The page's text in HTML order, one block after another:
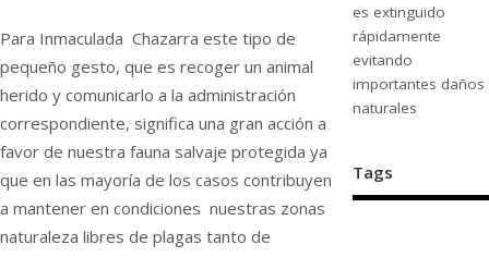
Para Inmaculada Chazarra este tipo de
pequeño gesto, que es recoger un animal
herido y comunicarlo a la administración
correspondiente, significa una gran acción a
favor de nuestra fauna salvaje protegida ya
que en las mayoría de los casos contribuyen
a mantener en condiciones nuestras zonas
naturaleza libres de plagas tanto de
es extinguido
rápidamente
evitando
importantes daños
naturales
Tags